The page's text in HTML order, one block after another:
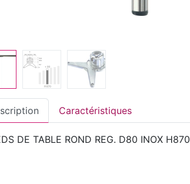
Caractéristiques
DE TABLE ROND REG. D80 INOX H870